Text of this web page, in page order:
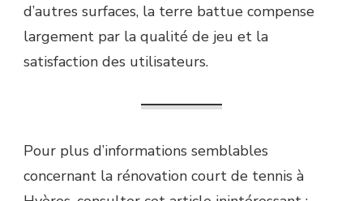
d’autres surfaces, la terre battue compense
largement par la qualité de jeu et la
satisfaction des utilisateurs.
Pour plus d’informations semblables
concernant la rénovation court de tennis à